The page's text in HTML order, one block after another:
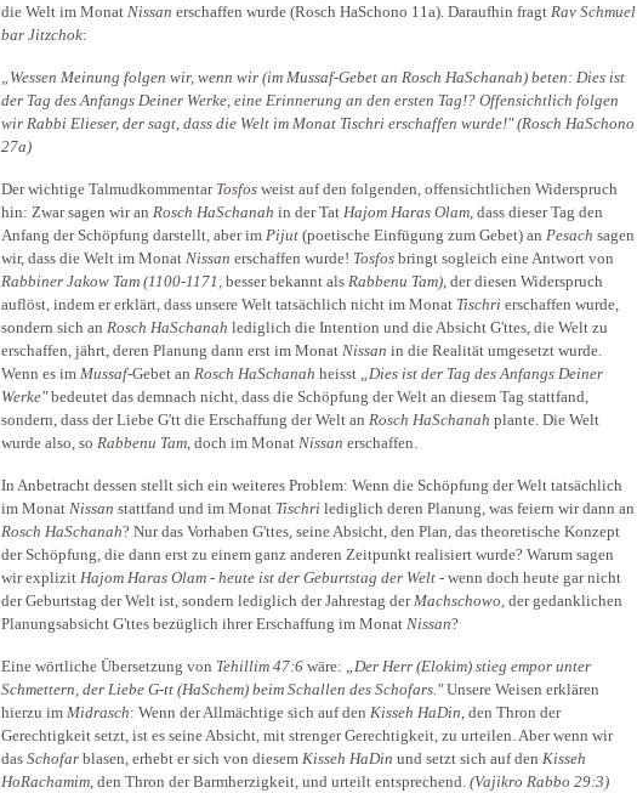
die Welt im Monat Nissan erschaffen wurde (Rosch HaSchono 11a). Daraufhin fragt Rav Schmuel
bar Jitzchok:
„Wessen Meinung folgen wir, wenn wir (im Mussaf-Gebet an Rosch HaSchanah) beten: Dies ist
der Tag des Anfangs Deiner Werke, eine Erinnerung an den ersten Tag!? Offensichtlich folgen
wir Rabbi Elieser, der sagt, dass die Welt im Monat Tischri erschaffen wurde!"(Rosch HaSchono
27a)
Der wichtige Talmudkommentar Tosfos weist auf den folgenden, offensichtlichen Widerspruch
hin: Zwar sagen wir an Rosch HaSchanah in der Tat Hajom Haras Olam, dass dieser Tag den
Anfang der Schöpfung darstellt, aber im Pijut (poetische Einfügung zum Gebet) an Pesach sagen
wir, dass die Welt im Monat Nissan erschaffen wurde! Tosfos bringt sogleich eine Antwort von
Rabbiner Jakow Tam (1100-1171, besser bekannt als Rabbenu Tam), der diesen Widerspruch
auflöst, indem er erklärt, dass unsere Welt tatsächlich nicht im Monat Tischri erschaffen wurde,
sondern sich an Rosch HaSchanah lediglich die Intention und die Absicht G'ttes, die Welt zu
erschaffen, jährt, deren Planung dann erst im Monat Nissan in die Realität umgesetzt wurde.
Wenn es im Mussaf-Gebet an Rosch HaSchanah heisst „Dies ist der Tag des Anfangs Deiner
Werke"bedeutet das demnach nicht, dass die Schöpfung der Welt an diesem Tag stattfand,
sondern, dass der Liebe G'tt die Erschaffung der Welt an Rosch HaSchanah plante. Die Welt
wurde also, so Rabbenu Tam, doch im Monat Nissan erschaffen.
In Anbetracht dessen stellt sich ein weiteres Problem: Wenn die Schöpfung der Welt tatsächlich
im Monat Nissan stattfand und im Monat Tischri lediglich deren Planung, was feiern wir dann an
Rosch HaSchanah? Nur das Vorhaben G'ttes, seine Absicht, den Plan, das theoretische Konzept
der Schöpfung, die dann erst zu einem ganz anderen Zeitpunkt realisiert wurde? Warum sagen
wir explizit Hajom Haras Olam - heute ist der Geburtstag der Welt - wenn doch heute gar nicht
der Geburtstag der Welt ist, sondern lediglich der Jahrestag derMachschowo, der gedanklichen
Planungsabsicht G'ttes bezüglich ihrer Erschaffung im Monat Nissan?
Eine wörtliche Übersetzung von Tehillim 47:6 wäre: „Der Herr (Elokim) stieg empor unter
Schmettern, der Liebe G-tt (HaSchem) beim Schallen des Schofars."Unsere Weisen erklären
hierzu im Midrasch: Wenn der Allmächtige sich auf den Kisseh HaDin, den Thron der
Gerechtigkeit setzt, ist es seine Absicht, mit strenger Gerechtigkeit, zu urteilen. Aber wenn wir
das Schofar blasen, erhebt er sich von diesem Kisseh HaDin und setzt sich auf den Kisseh
HoRachamim, den Thron der Barmherzigkeit, und urteilt entsprechend. (Vajikro Rabbo 29:3)